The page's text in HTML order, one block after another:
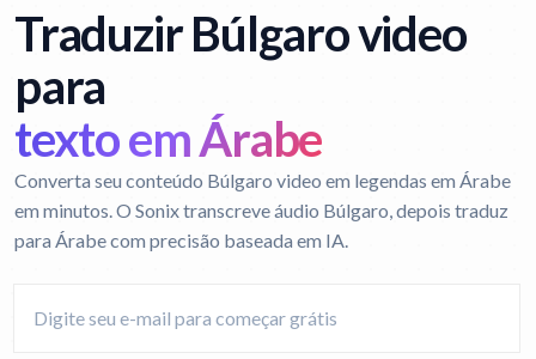
Traduzir Búlgaro video
para
texto em Árabe
Converta seu conteúdo Búlgaro video em legendas em Árabe
em minutos. O Sonix transcreve áudio Búlgaro, depois traduz
para Árabe com precisão baseada em IA.